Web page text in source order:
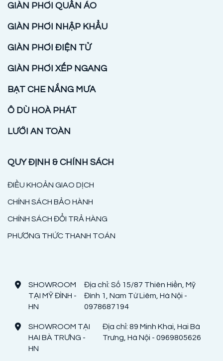
GIÀN PHƠI QUẦN ÁO
GIÀN PHƠI NHẬP KHẨU
GIÀN PHƠI ĐIỆN TỬ
GIÀN PHƠI XẾP NGANG
BẠT CHE NẮNG MƯA
Ô DÙ HOÀ PHÁT
LƯỚI AN TOÀN
QUY ĐỊNH & CHÍNH SÁCH
ĐIỀU KHOẢN GIAO DỊCH
CHÍNH SÁCH BẢO HÀNH
CHÍNH SÁCH ĐỔI TRẢ HÀNG
PHƯƠNG THỨC THANH TOÁN
SHOWROOM
TẠI MỸ ĐÌNH -
HN
Địa chỉ: Số 15/87 Thiên Hiền, Mỹ
Đình 1, Nam Từ Liêm, Hà Nội -
0978687194
SHOWROOM TẠI
HAI BÀ TRƯNG -
HN
Địa chỉ: 89 Minh Khai, Hai Bà
Trưng, Hà Nội - 0969805626